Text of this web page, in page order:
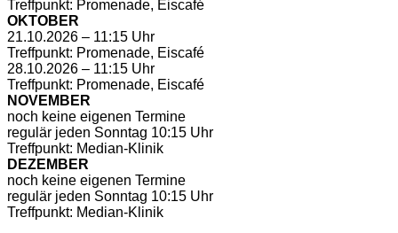
Treffpunkt: Promenade, Eiscafé
OKTOBER
21.10.2026 – 11:15 Uhr
Treffpunkt: Promenade, Eiscafé
28.10.2026 – 11:15 Uhr
Treffpunkt: Promenade, Eiscafé
NOVEMBER
noch keine eigenen Termine
regulär jeden Sonntag 10:15 Uhr
Treffpunkt: Median-Klinik
DEZEMBER
noch keine eigenen Termine
regulär jeden Sonntag 10:15 Uhr
Treffpunkt: Median-Klinik